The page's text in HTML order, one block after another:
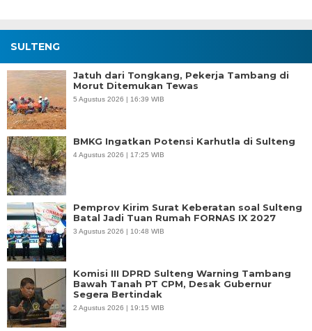
SULTENG
Jatuh dari Tongkang, Pekerja Tambang di
Morut Ditemukan Tewas
5 Agustus 2026 | 16:39 WIB
BMKG Ingatkan Potensi Karhutla di Sulteng
4 Agustus 2026 | 17:25 WIB
Pemprov Kirim Surat Keberatan soal Sulteng
Batal Jadi Tuan Rumah FORNAS IX 2027
3 Agustus 2026 | 10:48 WIB
Komisi III DPRD Sulteng Warning Tambang
Bawah Tanah PT CPM, Desak Gubernur
Segera Bertindak
2 Agustus 2026 | 19:15 WIB